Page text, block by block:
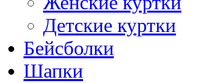
Детские куртки
Бейсболки
Шапки